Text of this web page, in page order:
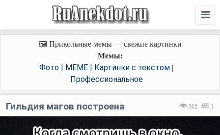
🖼️ Прикольные мемы — свежие картинки
Мемы:
Фото | MEME | Картинки с текстом |
Профессиональное
362 1
Гильдия магов построена